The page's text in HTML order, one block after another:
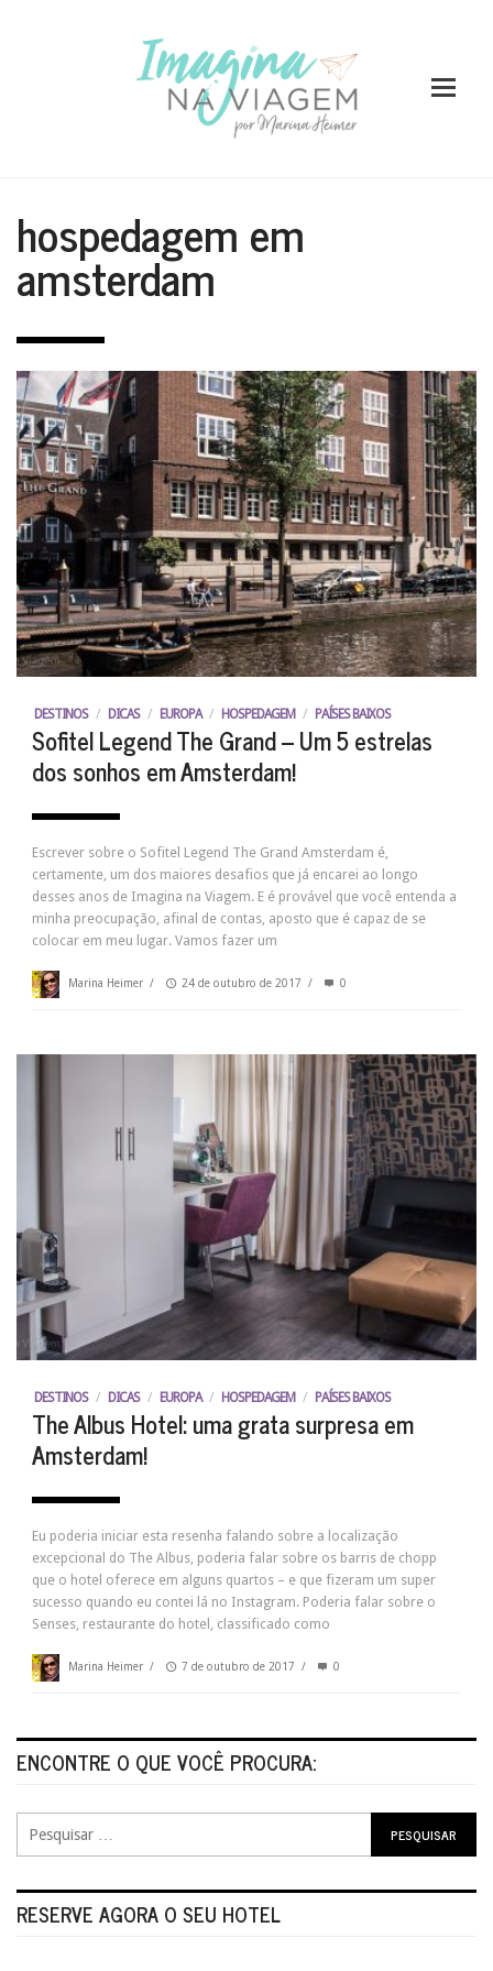
hospedagem em
amsterdam
DESTINOS / DICAS / EUROPA / HOSPEDAGEM / PAÍSES BAIXOS
Sofitel Legend The Grand – Um 5 estrelas
dos sonhos em Amsterdam!
Escrever sobre o Sofitel Legend The Grand Amsterdam é,
certamente, um dos maiores desafios que já encarei ao longo
desses anos de Imagina na Viagem. E é provável que você entenda a
minha preocupação, afinal de contas, aposto que é capaz de se
colocar em meu lugar. Vamos fazer um
Marina Heimer / 24 de outubro de 2017 / 0
DESTINOS / DICAS / EUROPA / HOSPEDAGEM / PAÍSES BAIXOS
The Albus Hotel: uma grata surpresa em
Amsterdam!
Eu poderia iniciar esta resenha falando sobre a localização
excepcional do The Albus, poderia falar sobre os barris de chopp
que o hotel oferece em alguns quartos – e que fizeram um super
sucesso quando eu contei lá no Instagram. Poderia falar sobre o
Senses, restaurante do hotel, classificado como
Marina Heimer / 7 de outubro de 2017 / 0
ENCONTRE O QUE VOCÊ PROCURA:
RESERVE AGORA O SEU HOTEL